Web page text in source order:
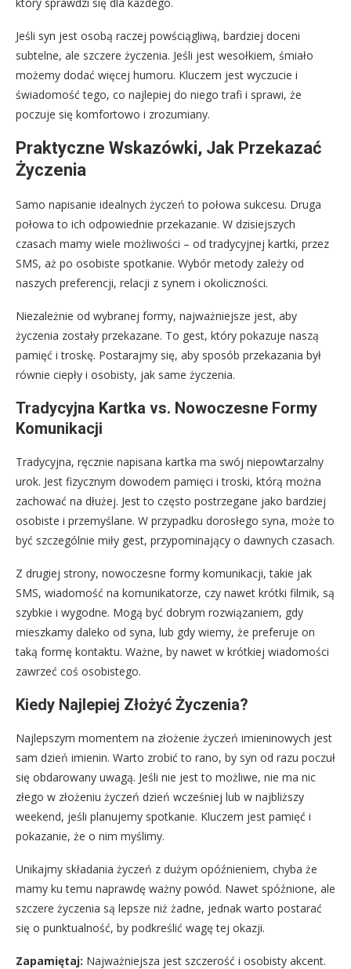
Jeśli syn jest osobą raczej powściągliwą, bardziej doceni
subtelne, ale szczere życzenia. Jeśli jest wesołkiem, śmiało
możemy dodać więcej humoru. Kluczem jest wyczucie i
świadomość tego, co najlepiej do niego trafi i sprawi, że
poczuje się komfortowo i zrozumiany.
Praktyczne Wskazówki, Jak Przekazać
Życzenia
Samo napisanie idealnych życzeń to połowa sukcesu. Druga
połowa to ich odpowiednie przekazanie. W dzisiejszych
czasach mamy wiele możliwości – od tradycyjnej kartki, przez
SMS, aż po osobiste spotkanie. Wybór metody zależy od
naszych preferencji, relacji z synem i okoliczności.
Niezależnie od wybranej formy, najważniejsze jest, aby
życzenia zostały przekazane. To gest, który pokazuje naszą
pamięć i troskę. Postarajmy się, aby sposób przekazania był
równie ciepły i osobisty, jak same życzenia.
Tradycyjna Kartka vs. Nowoczesne Formy
Komunikacji
Tradycyjna, ręcznie napisana kartka ma swój niepowtarzalny
urok. Jest fizycznym dowodem pamięci i troski, którą można
zachować na dłużej. Jest to często postrzegane jako bardziej
osobiste i przemyślane. W przypadku dorosłego syna, może to
być szczególnie miły gest, przypominający o dawnych czasach.
Z drugiej strony, nowoczesne formy komunikacji, takie jak
SMS, wiadomość na komunikatorze, czy nawet krótki filmik, są
szybkie i wygodne. Mogą być dobrym rozwiązaniem, gdy
mieszkamy daleko od syna, lub gdy wiemy, że preferuje on
taką formę kontaktu. Ważne, by nawet w krótkiej wiadomości
zawrzeć coś osobistego.
Kiedy Najlepiej Złożyć Życzenia?
Najlepszym momentem na złożenie życzeń imieninowych jest
sam dzień imienin. Warto zrobić to rano, by syn od razu poczuł
się obdarowany uwagą. Jeśli nie jest to możliwe, nie ma nic
złego w złożeniu życzeń dzień wcześniej lub w najbliższy
weekend, jeśli planujemy spotkanie. Kluczem jest pamięć i
pokazanie, że o nim myślimy.
Unikajmy składania życzeń z dużym opóźnieniem, chyba że
mamy ku temu naprawdę ważny powód. Nawet spóźnione, ale
szczere życzenia są lepsze niż żadne, jednak warto postarać
się o punktualność, by podkreślić wagę tej okazji.
Zapamiętaj: Najważniejsza jest szczerość i osobisty akcent.